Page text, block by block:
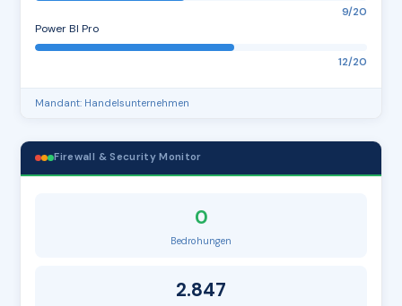
9/20
Power BI Pro
12/20
Mandant: Handelsunternehmen
Firewall & Security Monitor
0
Bedrohungen
2.847